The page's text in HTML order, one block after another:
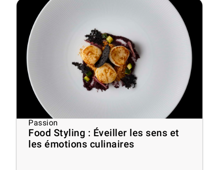
Passion
Food Styling : Éveiller les sens et
les émotions culinaires